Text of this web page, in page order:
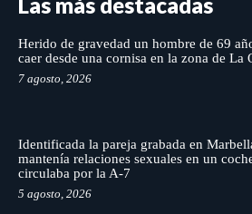
Herido de gravedad un hombre de 69
caer desde una cornisa en la zona de La
7 agosto, 2026
Identificada la pareja grabada en
mantenía relaciones sexuales en un
circulaba por la A-7
5 agosto, 2026